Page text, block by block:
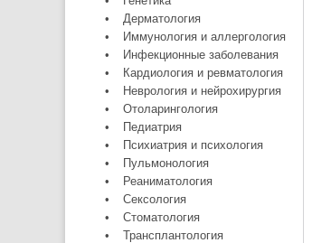
•
Дерматология
•
Иммунология и аллергология
•
Инфекционные заболевания
•
Кардиология и ревматология
•
Неврология и нейрохирургия
•
Отоларингология
•
Педиатрия
•
Психиатрия и психология
•
Пульмонология
•
Реаниматология
•
Сексология
•
Стоматология
•
Трансплантология